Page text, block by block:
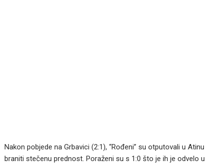
Nakon pobjede na Grbavici (2:1), “Rođeni” su otputovali u Atinu
braniti stečenu prednost. Poraženi su s 1:0 što je ih je odvelo u